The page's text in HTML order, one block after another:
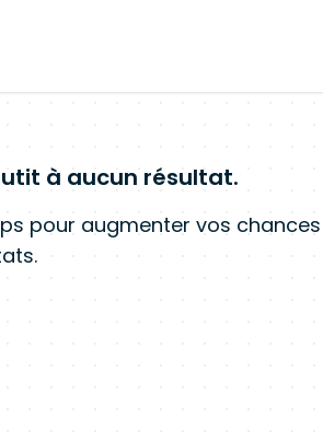
à aucun résultat.
pour augmenter vos chances